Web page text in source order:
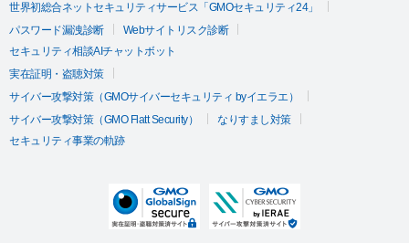
世界初総合ネットセキュリティサービス「GMOセキュリティ24」
パスワード漏洩診断
Webサイトリスク診断
セキュリティ相談AIチャットボット
実在証明・盗聴対策
サイバー攻撃対策（GMOサイバーセキュリティ byイエラエ）
サイバー攻撃対策（GMO Flatt Security）
なりすまし対策
セキュリティ事業の軌跡